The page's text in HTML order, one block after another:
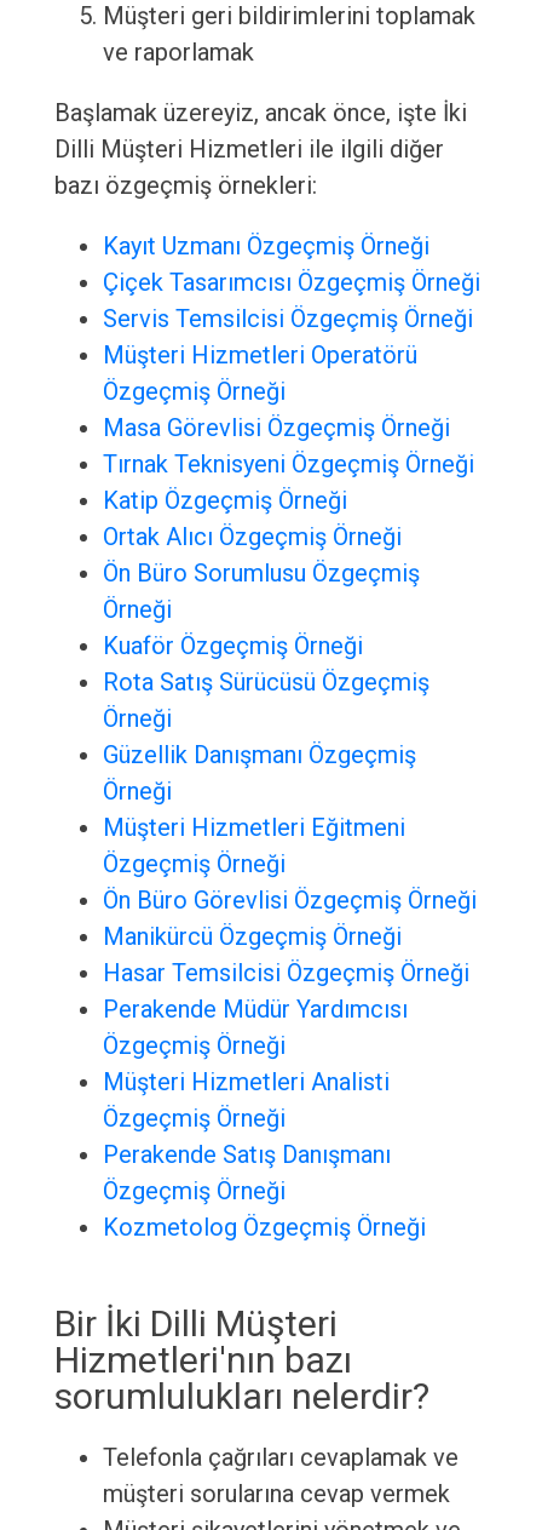
Müşteri geri bildirimlerini toplamak
ve raporlamak
Başlamak üzereyiz, ancak önce, işte İki
Dilli Müşteri Hizmetleri ile ilgili diğer
bazı özgeçmiş örnekleri:
Kayıt Uzmanı Özgeçmiş Örneği
Çiçek Tasarımcısı Özgeçmiş Örneği
Servis Temsilcisi Özgeçmiş Örneği
Müşteri Hizmetleri Operatörü
Özgeçmiş Örneği
Masa Görevlisi Özgeçmiş Örneği
Tırnak Teknisyeni Özgeçmiş Örneği
Katip Özgeçmiş Örneği
Ortak Alıcı Özgeçmiş Örneği
Ön Büro Sorumlusu Özgeçmiş
Örneği
Kuaför Özgeçmiş Örneği
Rota Satış Sürücüsü Özgeçmiş
Örneği
Güzellik Danışmanı Özgeçmiş
Örneği
Müşteri Hizmetleri Eğitmeni
Özgeçmiş Örneği
Ön Büro Görevlisi Özgeçmiş Örneği
Manikürcü Özgeçmiş Örneği
Hasar Temsilcisi Özgeçmiş Örneği
Perakende Müdür Yardımcısı
Özgeçmiş Örneği
Müşteri Hizmetleri Analisti
Özgeçmiş Örneği
Perakende Satış Danışmanı
Özgeçmiş Örneği
Kozmetolog Özgeçmiş Örneği
Bir İki Dilli Müşteri
Hizmetleri'nın bazı
sorumlulukları nelerdir?
Telefonla çağrıları cevaplamak ve
müşteri sorularına cevap vermek